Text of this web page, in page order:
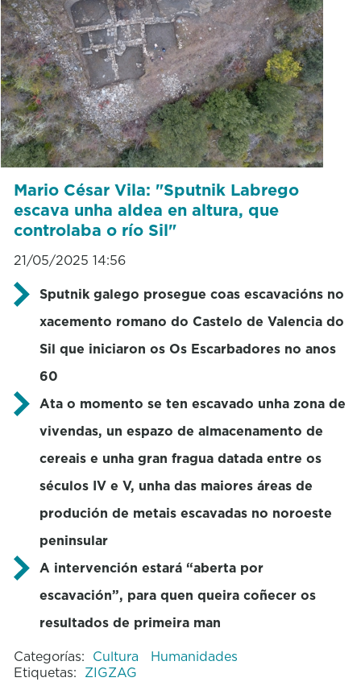
Mario César Vila: "Sputnik Labrego
escava unha aldea en altura, que
controlaba o río Sil"
21/05/2025 14:56
Sputnik galego prosegue coas escavacións no
xacemento romano do Castelo de Valencia do
Sil que iniciaron os Os Escarbadores no anos
60
Ata o momento se ten escavado unha zona de
vivendas, un espazo de almacenamento de
cereais e unha gran fragua datada entre os
séculos IV e V, unha das maiores áreas de
produción de metais escavadas no noroeste
peninsular
A intervención estará “aberta por
escavación”, para quen queira coñecer os
resultados de primeira man
Categorías: Cultura
Humanidades
Etiquetas: ZIGZAG